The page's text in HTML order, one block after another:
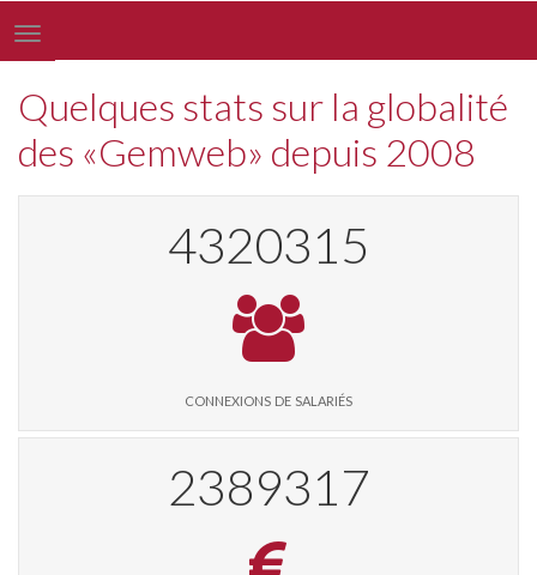
Toggle
navigation
Quelques stats sur la globalité
des «Gemweb» depuis 2008
4438914
connexions de salariés
2454907